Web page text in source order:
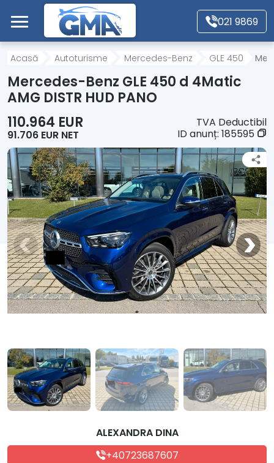
Mergi direct la conținutul principal
021 9869
Acasă
Autoturisme
Motociclete
Autoutilitare
Alte tipuri vehicule
Despre Noi
Contact
Acasă Autoturisme Mercedes-Benz GLE 450
Mercedes-Benz GLE 450 d 4Matic
AMG DISTR HUD PANO
110.964 EUR
91.706 EUR NET
TVA Deductibil
ID anunț: 185595
ALEXANDRA DINA
+40723687607